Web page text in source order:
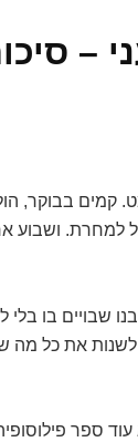
–
קמים בבוקר,
למחרת. ושבוע
שבויים בו
לשנות את כל
ספר